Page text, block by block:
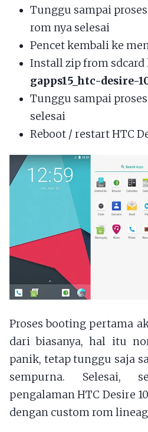
Tunggu sampai
rom nya selesai
Pencet kembali ke
Install zip from
gapps15_htc-desire-
Tunggu sampai
selesai
Reboot / restart HTC
Proses booting pertama
dari biasanya, hal itu
panik, tetap tunggu saja
sempurna. Selesai,
pengalaman HTC Desire
dengan custom rom